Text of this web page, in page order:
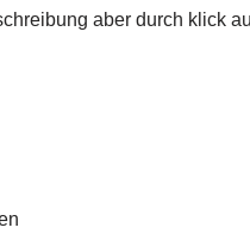
aber durch klick